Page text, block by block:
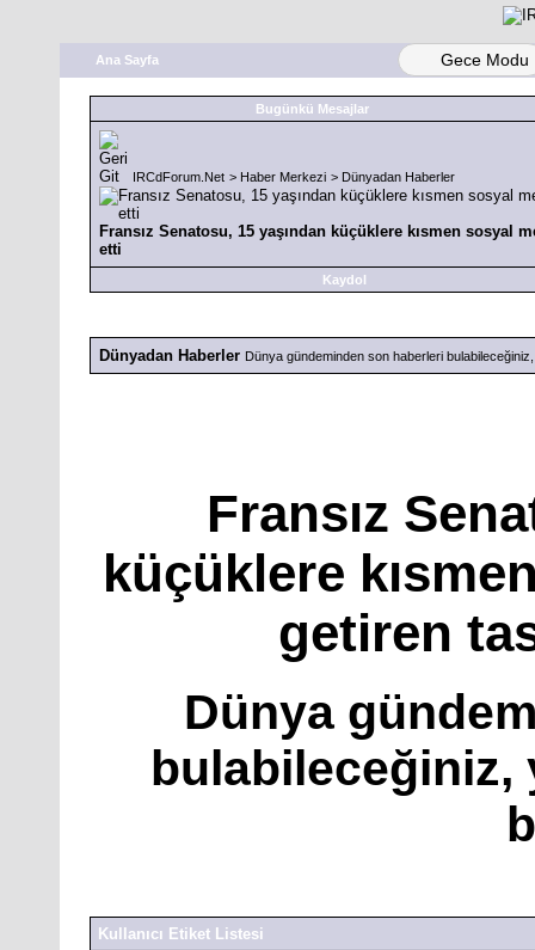
Ana Sayfa Gece Modu
Bugünkü Mesajlar
IRCdForum.Net > Haber Merkezi > Dünyadan Haberler
Fransız Senatosu, 15 yaşından küçüklere kısmen sosyal
etti
Kaydol
Dünyadan Haberler Dünya gündeminden son haberleri
Fransız
küçüklere
getiren
Dünya
bulabileceğiniz,
Kullanıcı Etiket Listesi